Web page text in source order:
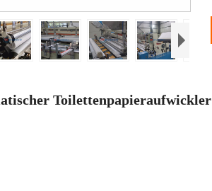
Toilettenpapieraufwickler